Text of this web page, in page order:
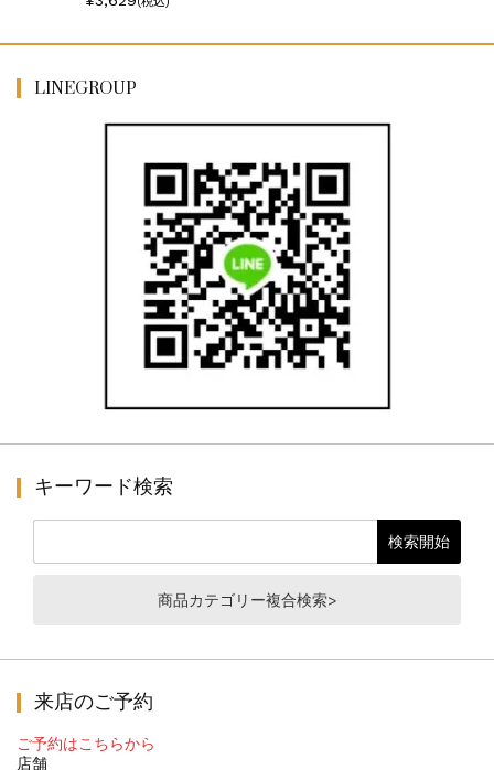
LINEGROUP
キーワード検索
商品カテゴリー複合検索>
来店のご予約
ご予約はこちらから
店舗